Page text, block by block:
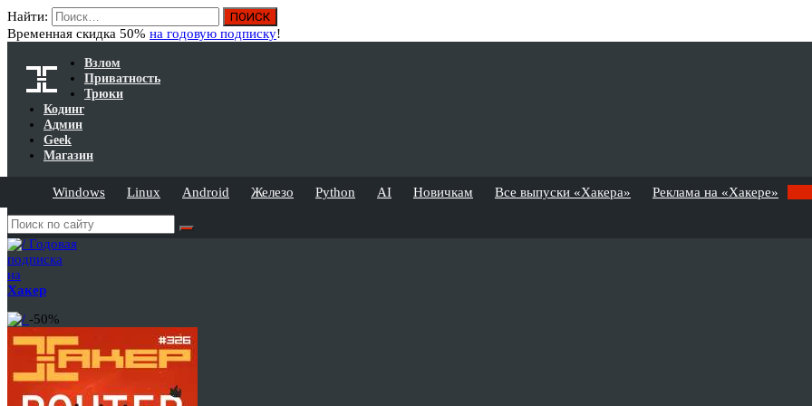
Найти:
Временная скидка 50% на годовую подписку!
Взлом
Приватность
Трюки
Кодинг
Админ
Geek
Магазин
Windows Linux Android Железо Python AI Новичкам Все выпуски «Хакера» Реклама на «Хакере»
Годовая
подписка
на
Хакер
-50%